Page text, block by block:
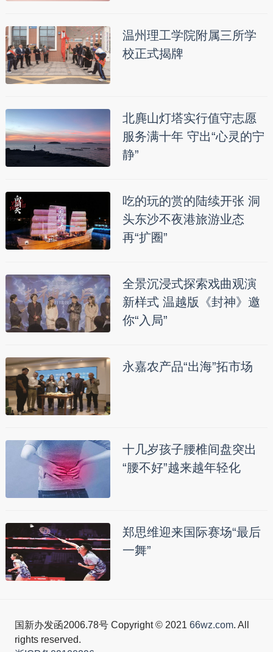
温州理工学院附属三所学
校正式揭牌
北麂山灯塔实行值守志愿
服务满十年 守出“心灵的宁
静”
吃的玩的赏的陆续开张 洞
头东沙不夜港旅游业态
再“扩圈”
全景沉浸式探索戏曲观演
新样式 温越版《封神》邀
你“入局”
永嘉农产品“出海”拓市场
十几岁孩子腰椎间盘突出
“腰不好”越来越年轻化
郑思维迎来国际赛场“最后
一舞”
国新办发函2006.78号 Copyright © 2021 66wz.com. All
rights reserved.